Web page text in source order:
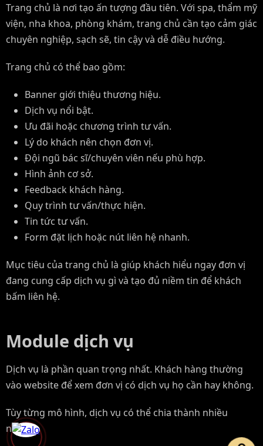
Trang chủ là nơi tạo ấn tượng đầu tiên. Với spa, thẩm mỹ
viện, nha khoa, phòng khám, trang chủ cần tạo cảm giác
chuyên nghiệp, sạch sẽ, tin cậy và dễ điều hướng.
Trang chủ có thể bao gồm:
Banner giới thiệu thương hiệu.
Dịch vụ nổi bật.
Ưu đãi hoặc chương trình tư vấn.
Lý do khách nên chọn đơn vị.
Đội ngũ bác sĩ/chuyên viên nếu phù hợp.
Hình ảnh cơ sở.
Feedback khách hàng.
Quy trình tư vấn/thực hiện.
Tin tức tư vấn.
Form đặt lịch hoặc nút liên hệ nhanh.
Mục tiêu của trang chủ là giúp khách hiểu ngay đơn vị
đang cung cấp dịch vụ gì và tạo đủ niềm tin để khách
bấm liên hệ.
Module dịch vụ
Dịch vụ là phần quan trọng nhất. Khách hàng thường
vào website để xem đơn vị có dịch vụ họ cần hay không.
Tùy từng mô hình, dịch vụ có thể chia thành nhiều
nhóm.